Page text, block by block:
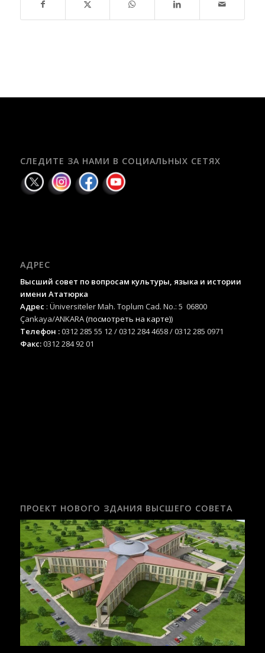
СЛЕДИТЕ ЗА НАМИ В СОЦИАЛЬНЫХ СЕТЯХ
АДРЕС
Высший совет по вопросам культуры, языка и истории
имени Ататюрка
Адрес : Üniversiteler Mah. Toplum Cad. No.: 5 06800
Çankaya/ANKARA(посмотреть на карте))
Телефон :0312 285 55 12 / 0312 284 4658 / 0312 285 0971
Факс:0312 284 92 01
ПРОЕКТ НОВОГО ЗДАНИЯ ВЫСШЕГО СОВЕТА